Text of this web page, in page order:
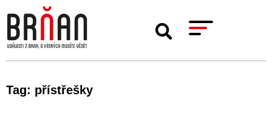
Tag: přístřešky